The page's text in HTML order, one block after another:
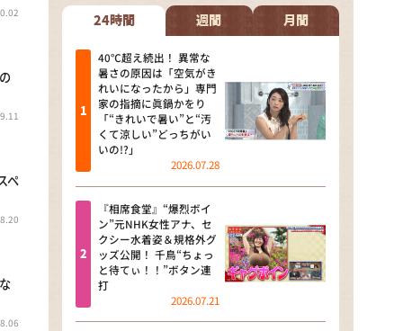
相席食堂
これ余談なんですけど・・・
～人生密着トークバラエティ！
～ やすとものいたって真剣です
探偵！ナイトスクープ
news おかえり
河合＆A.B.C-Z塚田×福井アナ
「なんでやねん！？」（news お
かえり）
DAIGOも台所 ～きょうの献立 何
にする？～
ペ
24時間 週間 月間
40℃超え続出！ 異常な
暑さの原因は「空気がき
れいになったから」専門
家の指摘に眞鍋かをり
「“きれいで暑い”と“汚
くて涼しい”どっちがい
いの!?」
2026.07.28
『相席食堂』“爆烈ボイ
ン”元NHK女性アナ、セ
クシー水着姿＆規格外グ
ッズ公開！ 千鳥“ちょっ
と待てぃ！！”ボタン連
打
2026.07.21